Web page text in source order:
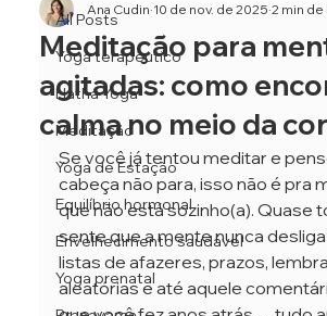
All Posts
Yoga terapêutico
Hatha Yoga
Meditação
Yoga de Estação
Equilíbrio hormonal
Envelhecimento saudável
Yoga prenatal
Meditação para
agitadas: como
calma no meio da
Ana Cudin 10 de nov. de 2025 2 min
Se você já tentou meditar e
cabeça não para, isso não é pra
que não está sozinho(a). Quase
sente que a mente nunca
listas de afazeres, prazos,
aleatórias e até aquele